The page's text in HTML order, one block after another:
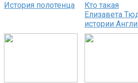
История полотенца
Кто такая
Елизавета
истории